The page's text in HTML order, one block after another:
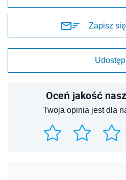
Zapisz
Oceń jakość
Twoja opinia jest dla